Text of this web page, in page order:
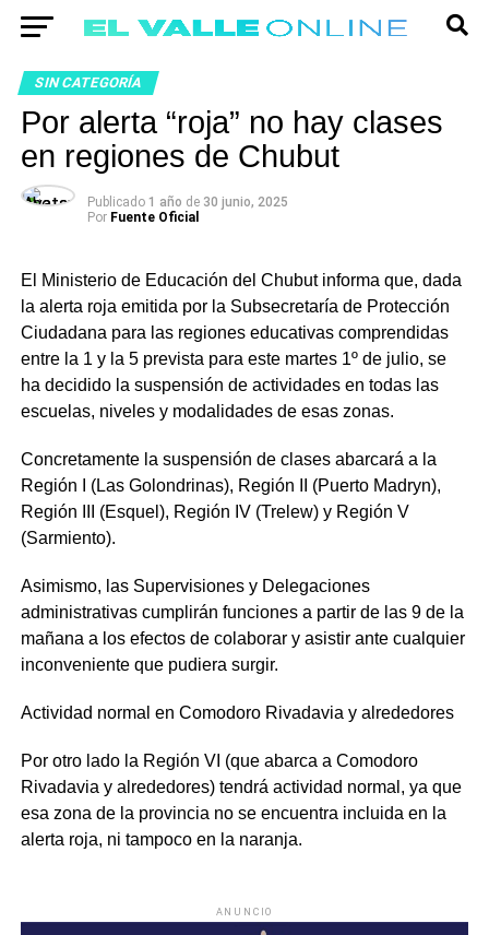
SIN CATEGORÍA
Por alerta “roja” no hay clases
en regiones de Chubut
Publicado 1 año de 30 junio, 2025
Por Fuente Oficial
El Ministerio de Educación del Chubut informa que, dada
la alerta roja emitida por la Subsecretaría de Protección
Ciudadana para las regiones educativas comprendidas
entre la 1 y la 5 prevista para este martes 1º de julio, se
ha decidido la suspensión de actividades en todas las
escuelas, niveles y modalidades de esas zonas.
Concretamente la suspensión de clases abarcará a la
Región I (Las Golondrinas), Región II (Puerto Madryn),
Región III (Esquel), Región IV (Trelew) y Región V
(Sarmiento).
Asimismo, las Supervisiones y Delegaciones
administrativas cumplirán funciones a partir de las 9 de la
mañana a los efectos de colaborar y asistir ante cualquier
inconveniente que pudiera surgir.
Actividad normal en Comodoro Rivadavia y alrededores
Por otro lado la Región VI (que abarca a Comodoro
Rivadavia y alrededores) tendrá actividad normal, ya que
esa zona de la provincia no se encuentra incluida en la
alerta roja, ni tampoco en la naranja.
ANUNCIO